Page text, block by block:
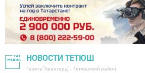
НОВОСТИ ТЕТЮШ
Газета "Авангард" - Тетюшский район